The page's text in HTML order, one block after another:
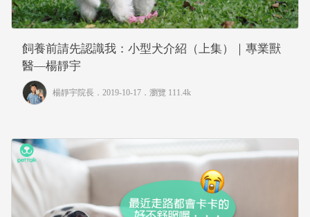
飼養前請先認識我：小型犬介紹（上集）｜專業獸
醫—楊靜宇
楊靜宇院長 ．2019-10-17． 瀏覽 111.4k